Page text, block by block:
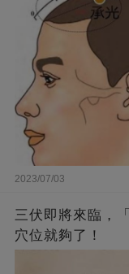
2023/07/03
三伏即將來臨，
穴位就夠了！